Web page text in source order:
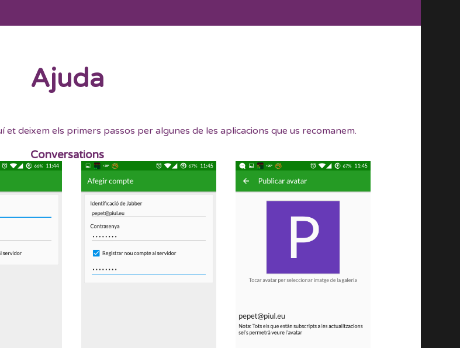
Ajuda
deixem els primers passos per algunes de les aplicacions que us recomanem.
Conversations